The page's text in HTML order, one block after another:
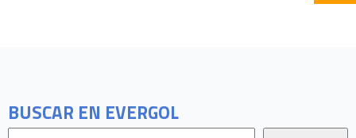
BUSCAR EN EVERGOL